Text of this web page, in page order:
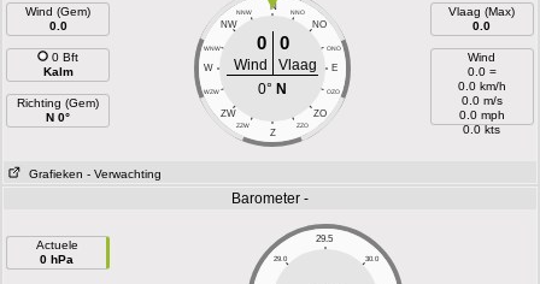
Wind (Gem)
0.0
0 Bft
Kalm
Richting (Gem)
N 0°
N
NNW NNO
NW NO
WNW ONO
W E
WZW OZO
ZW ZO
ZZW ZZO
Z
0 0
Wind
Vlaag
0° N
Vlaag (Max)
0.0
Wind
0.0 =
0.0 km/h
0.0 m/s
0.0 mph
0.0 kts
Grafieken - Verwachting
Barometer -
Actuele
0 hPa
29.5
29.0 30.0